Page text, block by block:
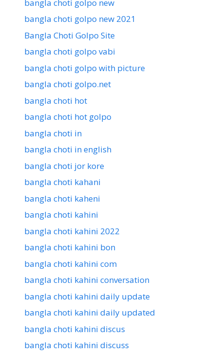
bangla choti golpo new
bangla choti golpo new 2021
Bangla Choti Golpo Site
bangla choti golpo vabi
bangla choti golpo with picture
bangla choti golpo.net
bangla choti hot
bangla choti hot golpo
bangla choti in
bangla choti in english
bangla choti jor kore
bangla choti kahani
bangla choti kaheni
bangla choti kahini
bangla choti kahini 2022
bangla choti kahini bon
bangla choti kahini com
bangla choti kahini conversation
bangla choti kahini daily update
bangla choti kahini daily updated
bangla choti kahini discus
bangla choti kahini discuss